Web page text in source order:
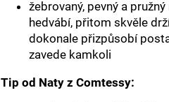
žebrovaný, pevný a
hedvábí, přitom skvěle
dokonale přizpůsobí
zavede kamkoli
Tip od Naty z Comtessy: